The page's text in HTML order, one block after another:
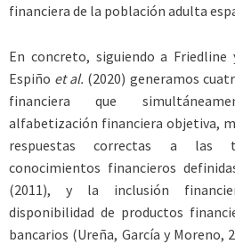
financiera de la población adulta
En concreto, siguiendo a Friedline
Espiño et al. (2020) generamos
financiera que
alfabetización financiera objetiva,
respuestas correctas a las
conocimientos financieros
(2011), y la inclusión
disponibilidad de productos
bancarios (Ureña, García y Moreno,